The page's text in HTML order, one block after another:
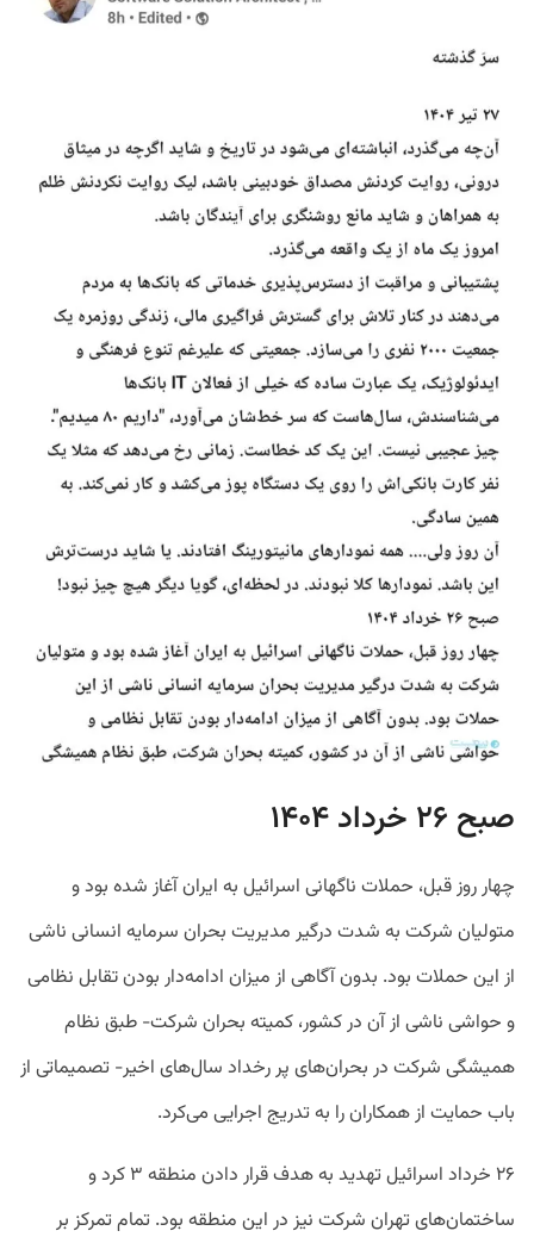
صبح ۲۶ خرداد ۱۴۰۴
چهار روز قبل، حملات ناگهانی اسرائیل به ایران آغاز شده بود و
متولیان شرکت به شدت درگیر مدیریت بحران سرمایه انسانی ناشی
از این حملات بود. بدون آگاهی از میزان ادامه‌دار بودن تقابل نظامی
و حواشی ناشی از آن در کشور، کمیته بحران شرکت- طبق نظام
همیشگی شرکت در بحران‌های پر رخداد سال‌های اخیر- تصمیماتی از
باب حمایت از همکاران را به تدریج اجرایی می‌کرد.
۲۶ خرداد اسرائیل تهدید به هدف قرار دادن منطقه ۳ کرد و
ساختمان‌های تهران شرکت نیز در این منطقه بود. تمام تمرکز بر